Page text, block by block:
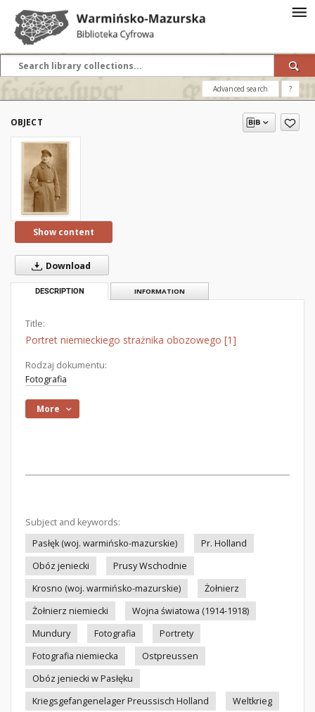
Advanced search ?
OBJECT
Show content
Download
DESCRIPTION INFORMATION
Title:
Portret niemieckiego strażnika obozowego [1]
Rodzaj dokumentu:
Fotografia
More
Subject and keywords:
Pasłęk (woj. warmińsko-mazurskie)
Pr. Holland
Obóz jeniecki
Prusy Wschodnie
Krosno (woj. warmińsko-mazurskie)
Żołnierz
Żołnierz niemiecki
Wojna światowa (1914-1918)
Mundury
Fotografia
Portrety
Fotografia niemiecka
Ostpreussen
Obóz jeniecki w Pasłęku
Kriegsgefangenelager Preussisch Holland
Weltkrieg